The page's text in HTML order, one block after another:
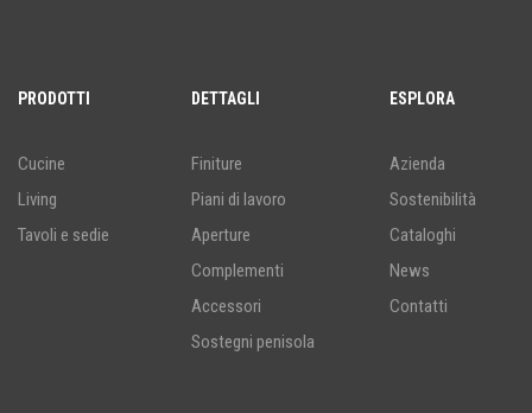
PRODOTTI
Cucine
Living
Tavoli e sedie
DETTAGLI
Finiture
Piani di lavoro
Aperture
Complementi
Accessori
Sostegni penisola
ESPLORA
Azienda
Sostenibilità
Cataloghi
News
Contatti